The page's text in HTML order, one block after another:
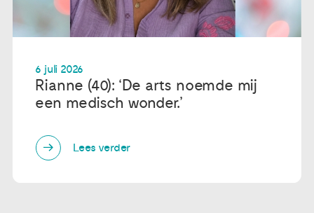
6 juli 2026
Rianne (40): ‘De arts noemde mij
een medisch wonder.’
Lees verder